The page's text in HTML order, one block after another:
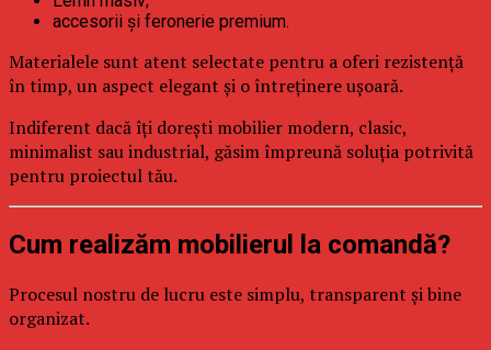
accesorii și feronerie premium.
Materialele sunt atent selectate pentru a oferi rezistență
în timp, un aspect elegant și o întreținere ușoară.
Indiferent dacă îți dorești mobilier modern, clasic,
minimalist sau industrial, găsim împreună soluția potrivită
pentru proiectul tău.
Cum realizăm mobilierul la comandă?
Procesul nostru de lucru este simplu, transparent și bine
organizat.